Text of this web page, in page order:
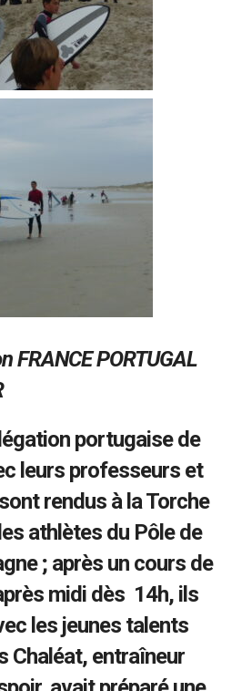
FRANCE PORTUGAL
portugaise de
leurs professeurs et
rendus à la Torche
athlètes du Pôle de
; après un cours de
midi dès 14h, ils
les jeunes talents
Chaléat, entraîneur